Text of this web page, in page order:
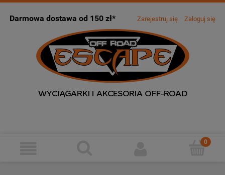
Darmowa dostawa od 150 zł* Zarejestruj się Zaloguj się